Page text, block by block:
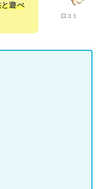
口コミ
遊べ